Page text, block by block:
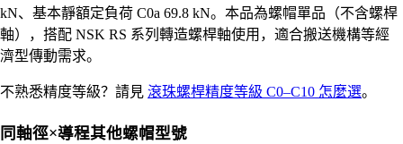
kN、基本靜額定負荷 C0a 69.8 kN。本品為螺帽單品（不含螺桿
軸），搭配 NSK RS 系列轉造螺桿軸使用，適合搬送機構等經
濟型傳動需求。
不熟悉精度等級？請見 滾珠螺桿精度等級 C0–C10 怎麼選。
同軸徑×導程其他螺帽型號